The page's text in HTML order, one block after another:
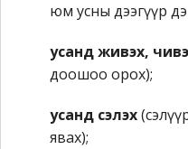
юм усны дээгүүр
усанд живэх,
доошоо орох);
усанд сэлэх
явах);